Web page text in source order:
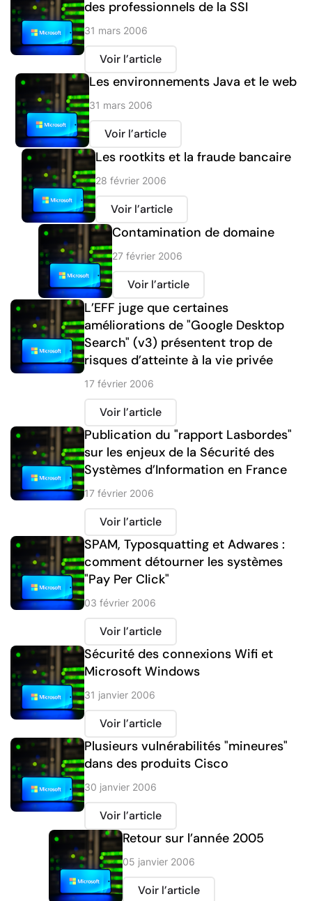
des professionnels de la SSI
31 mars 2006
Voir l’article
Les environnements Java et le web
31 mars 2006
Voir l’article
Les rootkits et la fraude bancaire
28 février 2006
Voir l’article
Contamination de domaine
27 février 2006
Voir l’article
L’EFF juge que certaines
améliorations de "Google Desktop
Search" (v3) présentent trop de
risques d’atteinte à la vie privée
17 février 2006
Voir l’article
Publication du "rapport Lasbordes"
sur les enjeux de la Sécurité des
Systèmes d’Information en France
17 février 2006
Voir l’article
SPAM, Typosquatting et Adwares :
comment détourner les systèmes
"Pay Per Click"
03 février 2006
Voir l’article
Sécurité des connexions Wifi et
Microsoft Windows
31 janvier 2006
Voir l’article
Plusieurs vulnérabilités "mineures"
dans des produits Cisco
30 janvier 2006
Voir l’article
Retour sur l’année 2005
05 janvier 2006
Voir l’article